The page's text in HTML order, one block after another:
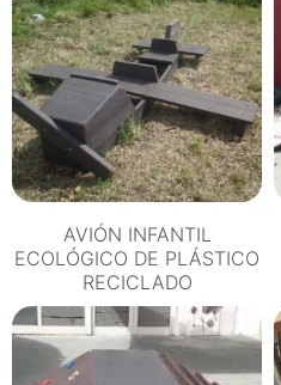
AVIÓN INFANTIL
ECOLÓGICO DE PLÁSTICO
RECICLADO